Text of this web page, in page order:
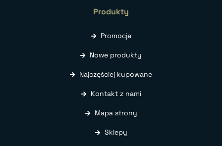
Produkty
Promocje
Nowe produkty
Najczęściej kupowane
Kontakt z nami
Mapa strony
Sklepy